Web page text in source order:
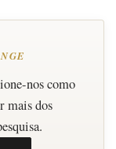
nos como
mais dos